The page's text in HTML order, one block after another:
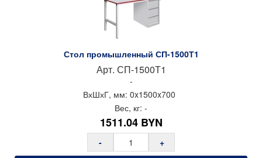
Стол промышленный СП-1500Т1
Арт. СП-1500Т1
-
ВхШхГ, мм: 0x1500x700
Вес, кг: -
1511.04 BYN
-
+